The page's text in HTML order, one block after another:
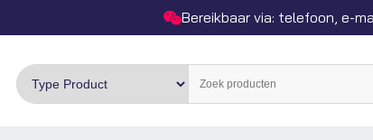
Bereikbaar via: telefoon, e-